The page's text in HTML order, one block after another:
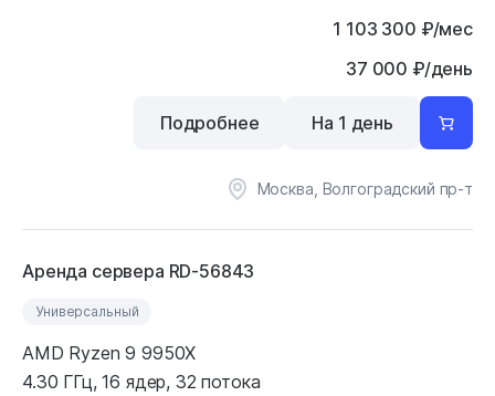
1 103 300 ₽/мес
37 000 ₽/день
Москва, Волгоградский пр-т
Подробнее На 1 день
Аренда сервера RD-56843
Универсальный
AMD Ryzen 9 9950X
4.30 ГГц, 16 ядер, 32 потока